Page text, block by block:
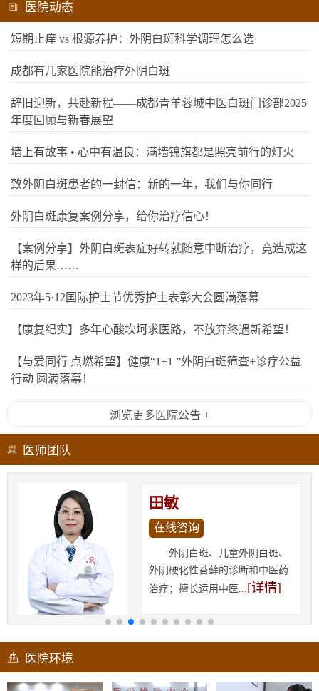
医院动态
短期止痒 vs 根源养护：外阴白斑科学调理怎么选
成都有几家医院能治疗外阴白斑
辞旧迎新，共赴新程——成都青羊蓉城中医白斑门诊部2025
年度回顾与新春展望
墙上有故事 • 心中有温良：满墙锦旗都是照亮前行的灯火
致外阴白斑患者的一封信：新的一年，我们与你同行
外阴白斑康复案例分享，给你治疗信心！
【案例分享】外阴白斑表症好转就随意中断治疗，竟造成这
样的后果……
2023年5·12国际护士节优秀护士表彰大会圆满落幕
【康复纪实】多年心酸坎坷求医路，不放弃终遇新希望！
【与爱同行 点燃希望】健康“1+1 ”外阴白斑筛查+诊疗公益
行动 圆满落幕！
浏览更多医院公告 +
医师团队
田敏
在线咨询
外阴白斑、儿童外阴白斑、
外阴硬化性苔藓的诊断和中医药
治疗；擅长运用中医...[详情]
医院环境